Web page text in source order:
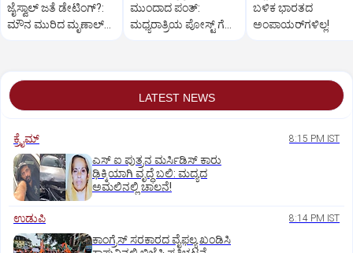
ಜೈಸ್ವಾಲ್‌ ಜತೆ ಡೇಟಿಂಗ್?:‌
ಮೌನ ಮುರಿದ ಮೃಣಾಲ್‌
ಮುಂದಾದ ಪಂತ್:‌
ಮಧ್ಯರಾತ್ರಿಯ ಪೋಸ್ಟ್‌ ಗೆ
ಬಳಿಕ ಭಾರತದ
ಅಂಪಾಯರ್‌ಗಳಿಲ್ಲ!
LATEST NEWS
ಕ್ರೈಮ್ 8:15 PM IST
ಎಸ್ ಐ ಪುತ್ರನ ಮರ್ಸಿಡಿಸ್‌ ಕಾರು
ಢಿಕ್ಕಿಯಾಗಿ ವೃದ್ಧೆ ಬಲಿ: ಮದ್ಯದ
ಅಮಲಿನಲ್ಲಿ ಚಾಲನೆ!
ಉಡುಪಿ 8:14 PM IST
ಕಾಂಗ್ರೆಸ್ ಸರಕಾರದ ವೈಫಲ್ಯ ಖಂಡಿಸಿ